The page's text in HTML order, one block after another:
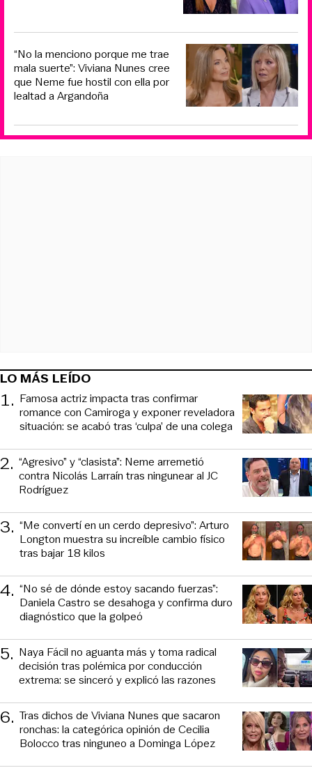
“No la menciono porque me trae
mala suerte”: Viviana Nunes cree
que Neme fue hostil con ella por
lealtad a Argandoña
LO MÁS LEÍDO
1. Famosa actriz impacta tras confirmar
romance con Camiroga y exponer reveladora
situación: se acabó tras ‘culpa’ de una colega
2. “Agresivo” y “clasista”: Neme arremetió
contra Nicolás Larraín tras ningunear al JC
Rodríguez
3. “Me convertí en un cerdo depresivo”: Arturo
Longton muestra su increíble cambio físico
tras bajar 18 kilos
4. “No sé de dónde estoy sacando fuerzas”:
Daniela Castro se desahoga y confirma duro
diagnóstico que la golpeó
5. Naya Fácil no aguanta más y toma radical
decisión tras polémica por conducción
extrema: se sinceró y explicó las razones
6. Tras dichos de Viviana Nunes que sacaron
ronchas: la categórica opinión de Cecilia
Bolocco tras ninguneo a Dominga López